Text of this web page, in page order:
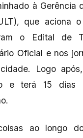
à Gerência
que aciona
o Edital de
Oficial e nos
Logo
e terá 15 dias
ao longo